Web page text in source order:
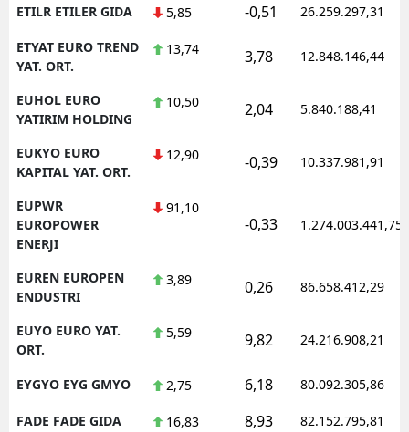
ETILR ETILER GIDA 5,85 -0,51 26.259.297,31
ETYAT EURO TREND
YAT. ORT.
13,74 3,78 12.848.146,44
EUHOL EURO
YATIRIM HOLDING
10,50 2,04 5.840.188,41
EUKYO EURO
KAPITAL YAT. ORT.
12,90 -0,39 10.337.981,91
EUPWR
EUROPOWER
ENERJI
91,10
-0,33 1.274.003.441,75
EUREN EUROPEN
ENDUSTRI
3,89 0,26 86.658.412,29
EUYO EURO YAT.
ORT.
5,59 9,82 24.216.908,21
EYGYO EYG GMYO 2,75 6,18 80.092.305,86
FADE FADE GIDA 16,83 8,93 82.152.795,81